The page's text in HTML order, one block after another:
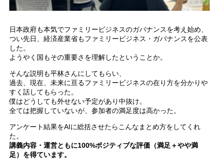
日本政府も本気でファミリービジネスのガバナンスを考え始め、
つい先日、経済産業省もファミリービジネス・ガバナンスを公表
した。
ようやく国もその重要さを理解したということか。
そんな説明も平林さんにしてもらい、
過去、現在、未来に亘るファミリービジネスの在り方を分かりや
すく話してもらった。
僕はどうしても外せない予定があり中抜け。
全ては把握していないが、参加者の満足度は高かった。
アンケート結果をAIに総括させたらこんなまとめ方をしてくれ
た。
講義内容・運営ともに100%ポジティブな評価（満足＋やや満
足）を得ています。